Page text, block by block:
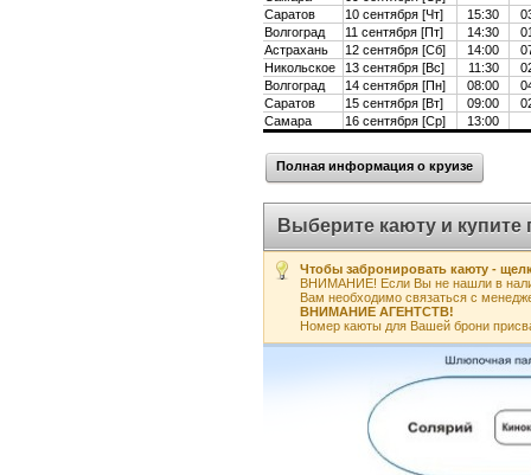
Саратов
10 сентября [Чт] 15:30
Волгоград
11 сентября [Пт] 14:30
Астрахань
12 сентября [Сб] 14:00
Никольское
13 сентября [Вс] 11:30
Волгоград
14 сентября [Пн] 08:00
Саратов
15 сентября [Вт] 09:00
Самара
16 сентября [Ср] 13:00
Полная информация о круизе
Выберите каюту и купите
Чтобы забронировать каюту -
ВНИМАНИЕ! Если Вы не нашли в
Вам необходимо связаться с
ВНИМАНИЕ АГЕНТСТВ!
Номер каюты для Вашей брони